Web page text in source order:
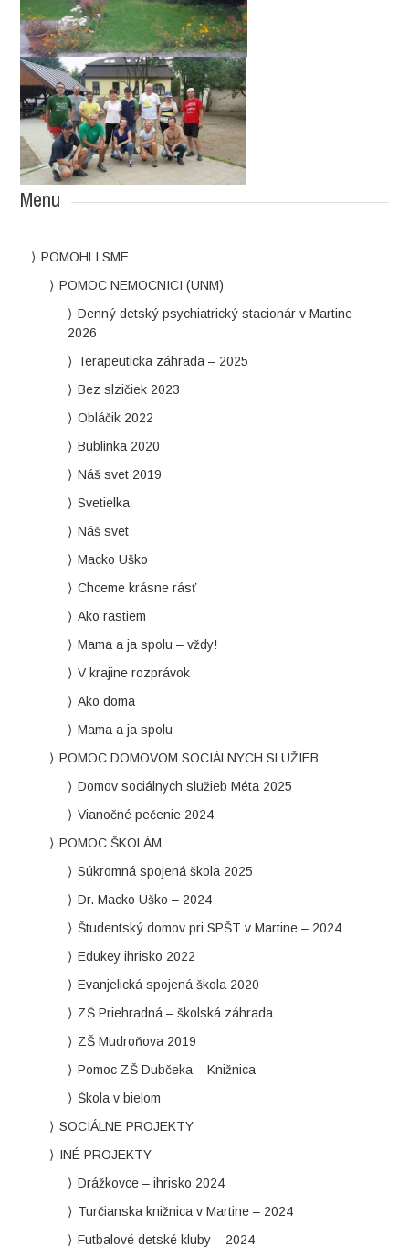
Menu
POMOHLI SME
POMOC NEMOCNICI (UNM)
Denný detský psychiatrický stacionár v Martine
2026
Terapeuticka záhrada – 2025
Bez slzičiek 2023
Obláčik 2022
Bublinka 2020
Náš svet 2019
Svetielka
Náš svet
Macko Uško
Chceme krásne rásť
Ako rastiem
Mama a ja spolu – vždy!
V krajine rozprávok
Ako doma
Mama a ja spolu
POMOC DOMOVOM SOCIÁLNYCH SLUŽIEB
Domov sociálnych služieb Méta 2025
Vianočné pečenie 2024
POMOC ŠKOLÁM
Súkromná spojená škola 2025
Dr. Macko Uško – 2024
Študentský domov pri SPŠT v Martine – 2024
Edukey ihrisko 2022
Evanjelická spojená škola 2020
ZŠ Priehradná – školská záhrada
ZŠ Mudroňova 2019
Pomoc ZŠ Dubčeka – Knižnica
Škola v bielom
SOCIÁLNE PROJEKTY
INÉ PROJEKTY
Drážkovce – ihrisko 2024
Turčianska knižnica v Martine – 2024
Futbalové detské kluby – 2024